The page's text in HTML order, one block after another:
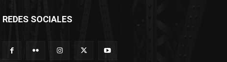
REDES SOCIALES